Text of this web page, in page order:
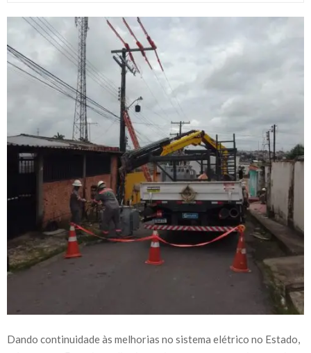
Dando continuidade às melhorias no sistema elétrico no Estado,